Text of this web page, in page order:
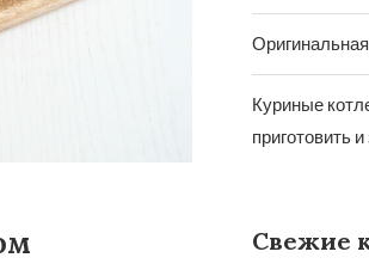
Куриные
приготовить
Свежие